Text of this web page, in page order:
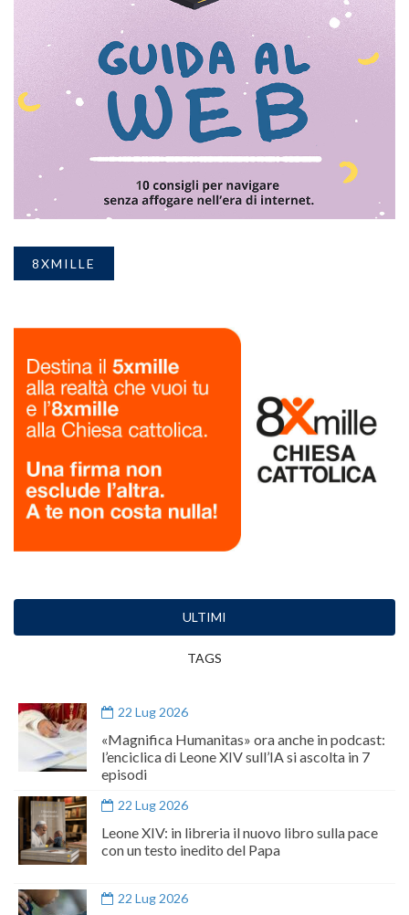
8XMILLE
ULTIMI
TAGS
22 Lug 2026
«Magnifica Humanitas» ora anche in podcast:
l’enciclica di Leone XIV sull’IA si ascolta in 7
episodi
22 Lug 2026
Leone XIV: in libreria il nuovo libro sulla pace
con un testo inedito del Papa
22 Lug 2026